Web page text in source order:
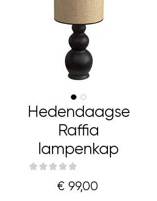
Hedendaagse
Raffia
lampenkap
★ ★ ★ ★ ★
€ 99,00Prijs